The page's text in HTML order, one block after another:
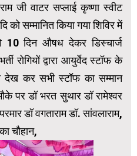
जी वाटर सप्लाई कृष्णा स्वीट
को सम्मानित किया गया शिविर में
10 दिन औषध देकर डिस्चार्ज
रोगियों द्वारा आयुर्वेद स्टॉफ के
देख कर सभी स्टॉफ का सम्मान
पर डॉ भरत सुथार डॉ रामेश्वर
डॉ वगताराम डॉ. सांवलाराम,
चौहान,